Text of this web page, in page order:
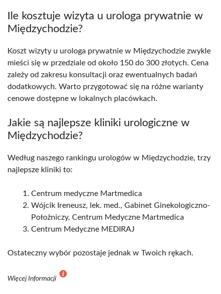
Ile kosztuje wizyta u urologa prywatnie w
Międzychodzie?
Koszt wizyty u urologa prywatnie w Międzychodzie zwykle
mieści się w przedziale od około 150 do 300 złotych. Cena
zależy od zakresu konsultacji oraz ewentualnych badań
dodatkowych. Warto przygotować się na różne warianty
cenowe dostępne w lokalnych placówkach.
Jakie są najlepsze kliniki urologiczne w
Międzychodzie?
Według naszego rankingu urologów w Międzychodzie, trzy
najlepsze kliniki to:
Centrum medyczne Martmedica
Wójcik Ireneusz, lek. med., Gabinet Ginekologiczno-
Położniczy, Centrum Medyczne Martmedica
Centrum Medyczne MEDIRAJ
Ostateczny wybór pozostaje jednak w Twoich rękach.
Więcej Informacji